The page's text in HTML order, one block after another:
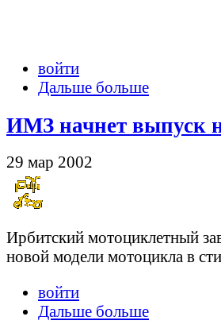
войти
Дальше больше
ИМЗ начнет выпуск
29 мар 2002
Ирбитский мотоциклетный
новой модели мотоцикла в
войти
Дальше больше